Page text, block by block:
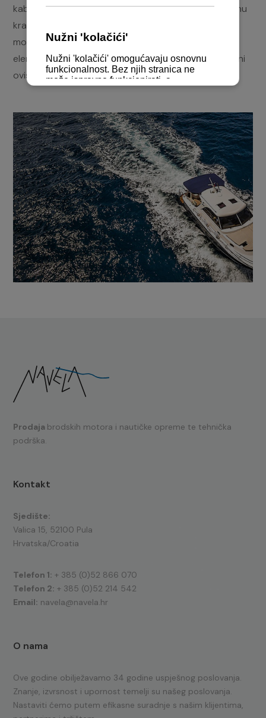
kabine, prostorom za boravak i kuhinjom dok vanjštinu
krase široki kokpit i
motora, veličina tankova za vodu i gorivo te boja
elemenata od stakloplastike su promjenjivi i opcionalni
ovisno o zahtjevu.
Prodaja brodskih motora i nautičke opreme te tehnička
podrška.
Kontakt
Sjedište:
Valica 15, 52100 Pula
Hrvatska/Croatia
Telefon 1: + 385 (0)52 866 070
Telefon 2: + 385 (0)52 214 542
Email: navela@navela.hr
O nama
Ove godine obilježavamo 34 godine uspješnog poslovanja.
Znanje, izvrsnost i upornost temelji su našeg poslovanja.
Nastaviti ćemo putem efikasne suradnje s našim klijentima,